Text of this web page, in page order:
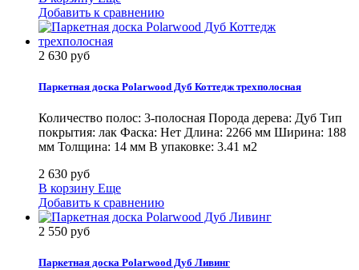
Добавить к сравнению
2 630 руб
Паркетная доска Polarwood Дуб Коттедж трехполосная
Количество полос: 3-полосная Порода дерева: Дуб Тип
покрытия: лак Фаска: Нет Длина: 2266 мм Ширина: 188
мм Толщина: 14 мм В упаковке: 3.41 м2
2 630 руб
В корзину Еще
Добавить к сравнению
2 550 руб
Паркетная доска Polarwood Дуб Ливинг